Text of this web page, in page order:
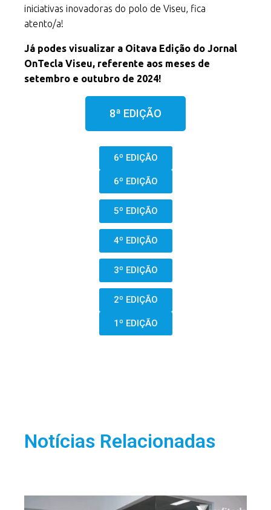
iniciativas inovadoras do polo de Viseu, fica
atento/a!
Já podes visualizar a Oitava Edição do Jornal
OnTecla Viseu, referente aos meses de
setembro e outubro de 2024!
8ª EDIÇÃO
6º EDIÇÃO
6º EDIÇÃO
5º EDIÇÃO
4º EDIÇÃO
3º EDIÇÃO
2º EDIÇÃO
1º EDIÇÃO
Notícias Relacionadas